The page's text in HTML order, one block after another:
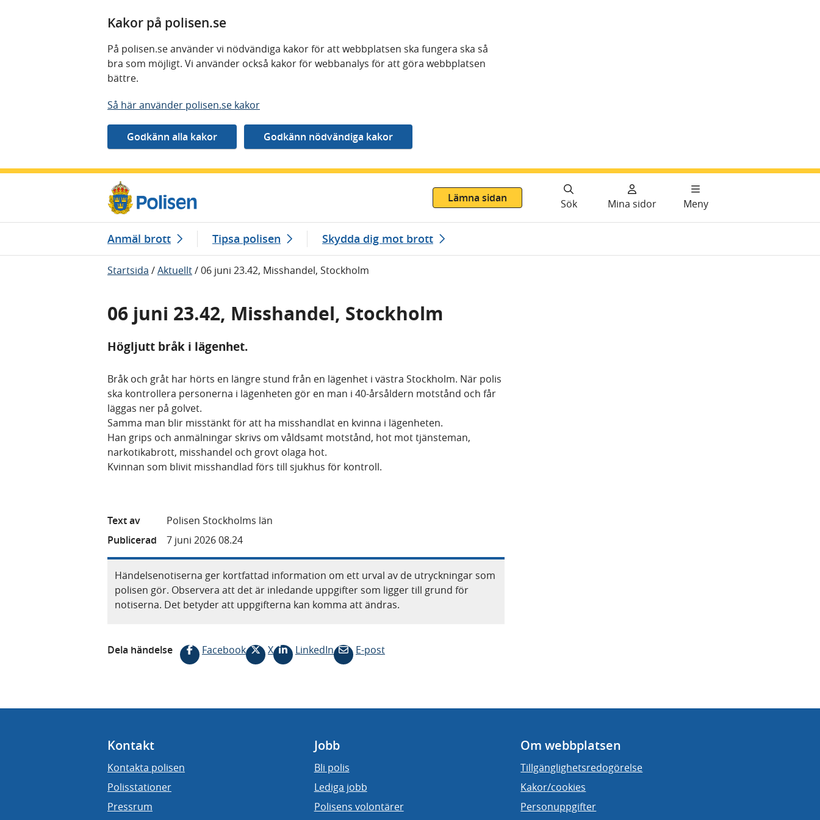
Kakor på polisen.se
På polisen.se använder vi nödvändiga kakor för att webbplatsen ska fungera ska så
bra som möjligt. Vi använder också kakor för webbanalys för att göra webbplatsen
bättre.
Så här använder polisen.se kakor
Lämna sidan
Sök Mina sidor Meny
Anmäl brott Tipsa polisen Skydda dig mot brott
Startsida /Aktuellt/06 juni 23.42, Misshandel, Stockholm
06 juni 23.42, Misshandel, Stockholm
Högljutt bråk i lägenhet.
Bråk och gråt har hörts en längre stund från en lägenhet i västra Stockholm. När polis
ska kontrollera personerna i lägenheten gör en man i 40-årsåldern motstånd och får
läggas ner på golvet.
Samma man blir misstänkt för att ha misshandlat en kvinna i lägenheten.
Han grips och anmälningar skrivs om våldsamt motstånd, hot mot tjänsteman,
narkotikabrott, misshandel och grovt olaga hot.
Kvinnan som blivit misshandlad förs till sjukhus för kontroll.
Text av
Polisen Stockholms län
Publicerad
7 juni 2026 08.24
Händelsenotiserna ger kortfattad information om ett urval av de utryckningar som
polisen gör. Observera att det är inledande uppgifter som ligger till grund för
notiserna. Det betyder att uppgifterna kan komma att ändras.
Dela händelse Facebook X LinkedIn E-post
Kontakt
Kontakta polisen
Polisstationer
Pressrum
Jobb
Bli polis
Lediga jobb
Polisens volontärer
Om webbplatsen
Tillgänglighetsredogörelse
Kakor/cookies
Personuppgifter